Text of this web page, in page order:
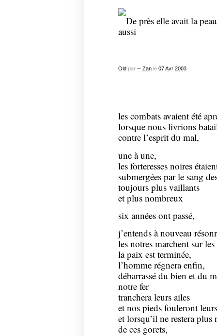
De près elle avait la
aussi
Oldpar -- Zanle 07 Avr 2003
les combats avaient été
lorsque nous livrions
contre l’esprit du mal,
une à une,
les forteresses noires
submergées par le sang
toujours plus vaillants
et plus nombreux
six années ont passé,
j’entends à nouveau
les notres marchent sur
la paix est terminée,
l’homme régnera enfin,
débarrassé du bien et du
notre fer
tranchera leurs ailes
et nos pieds fouleront
et lorsqu’il ne restera plus
de ces gorets,